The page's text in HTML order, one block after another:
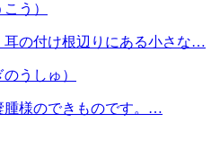
う）
耳の付け根辺りにある小さな…
うしゅ）
腫様のできものです。…